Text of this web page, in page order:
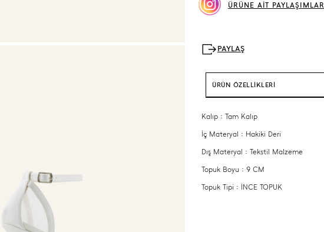
ÜRÜNE AİT PAYLAŞIMLAR
ÜRÜN ÖZELLİKLERİ
Kalıp : Tam Kalıp
İç Materyal : Hakiki Deri
Dış Materyal : Tekstil Malzeme
Topuk Boyu : 9 CM
Topuk Tipi : İNCE TOPUK